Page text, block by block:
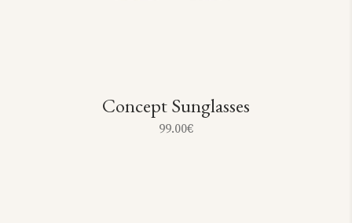
Concept Sunglasses
99.00€